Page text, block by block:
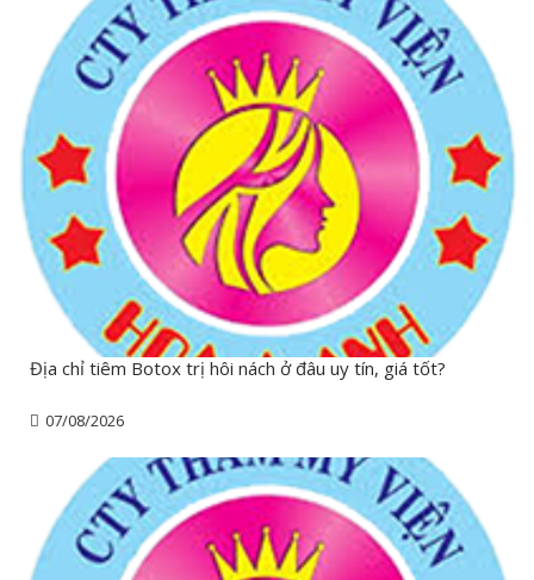
Địa chỉ tiêm Botox trị hôi nách ở đâu uy tín, giá tốt?
07/08/2026